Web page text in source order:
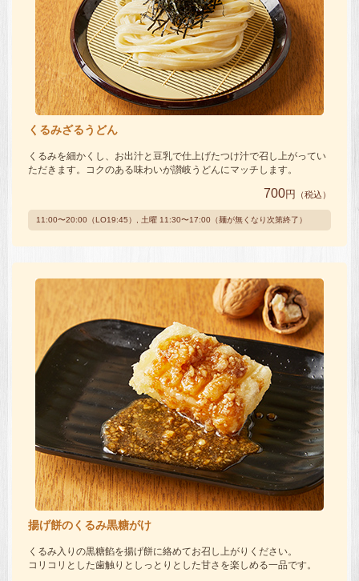
くるみざるうどん
くるみを細かくし、お出汁と豆乳で仕上げたつけ汁で召し上がってい
ただきます。コクのある味わいが讃岐うどんにマッチします。
700円 （税込）
11:00〜20:00（LO19:45）, 土曜 11:30〜17:00（麺が無くなり次第終了）
揚げ餅のくるみ黒糖がけ
くるみ入りの黒糖餡を揚げ餅に絡めてお召し上がりください。
コリコリとした歯触りとしっとりとした甘さを楽しめる一品です。